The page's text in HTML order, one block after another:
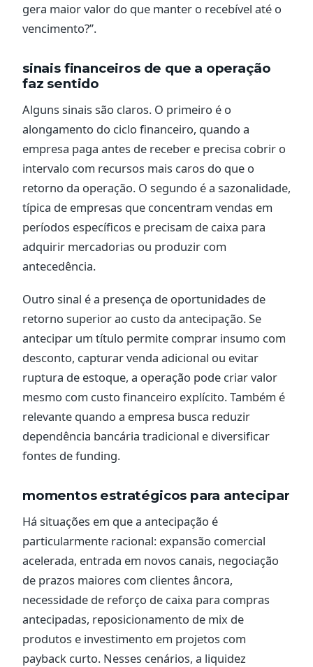
gera maior valor do que manter o recebível até o
vencimento?”.
sinais financeiros de que a operação
faz sentido
Alguns sinais são claros. O primeiro é o
alongamento do ciclo financeiro, quando a
empresa paga antes de receber e precisa cobrir o
intervalo com recursos mais caros do que o
retorno da operação. O segundo é a sazonalidade,
típica de empresas que concentram vendas em
períodos específicos e precisam de caixa para
adquirir mercadorias ou produzir com
antecedência.
Outro sinal é a presença de oportunidades de
retorno superior ao custo da antecipação. Se
antecipar um título permite comprar insumo com
desconto, capturar venda adicional ou evitar
ruptura de estoque, a operação pode criar valor
mesmo com custo financeiro explícito. Também é
relevante quando a empresa busca reduzir
dependência bancária tradicional e diversificar
fontes de funding.
momentos estratégicos para antecipar
Há situações em que a antecipação é
particularmente racional: expansão comercial
acelerada, entrada em novos canais, negociação
de prazos maiores com clientes âncora,
necessidade de reforço de caixa para compras
antecipadas, reposicionamento de mix de
produtos e investimento em projetos com
payback curto. Nesses cenários, a liquidez